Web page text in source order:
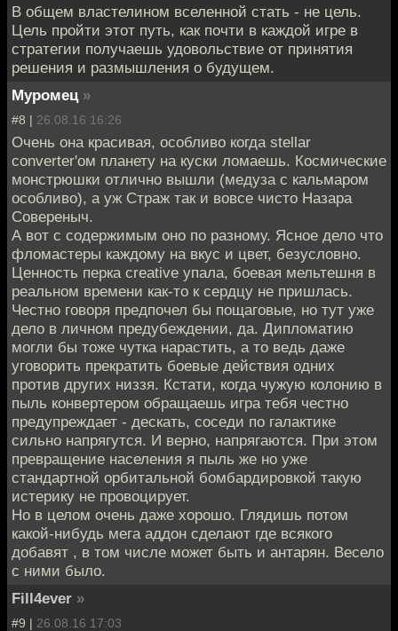
В общем властелином вселенной стать - не цель.
Цель пройти этот путь, как почти в каждой игре в
стратегии получаешь удовольствие от принятия
решения и размышления о будущем.
Муромец »
#8 | 26.08.16 16:26
Очень она красивая, особливо когда stellar
converter'ом планету на куски ломаешь. Космические
монстрюшки отлично вышли (медуза с кальмаром
особливо), а уж Страж так и вовсе чисто Назара
Совереныч.
А вот с содержимым оно по разному. Ясное дело что
фломастеры каждому на вкус и цвет, безусловно.
Ценность перка creative упала, боевая мельтешня в
реальном времени как-то к сердцу не пришлась.
Честно говоря предпочел бы пощаговые, но тут уже
дело в личном предубеждении, да. Дипломатию
могли бы тоже чутка нарастить, а то ведь даже
уговорить прекратить боевые действия одних
против других низзя. Кстати, когда чужую колонию в
пыль конвертером обращаешь игра тебя честно
предупреждает - дескать, соседи по галактике
сильно напрягутся. И верно, напрягаются. При этом
превращение населения я пыль же но уже
стандартной орбитальной бомбардировкой такую
истерику не провоцирует.
Но в целом очень даже хорошо. Глядишь потом
какой-нибудь мега аддон сделают где всякого
добавят , в том числе может быть и антарян. Весело
с ними было.
Fill4ever »
#9 | 26.08.16 17:03